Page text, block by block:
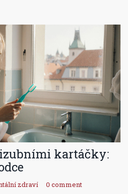
kartáčky:
zdraví 0 comment